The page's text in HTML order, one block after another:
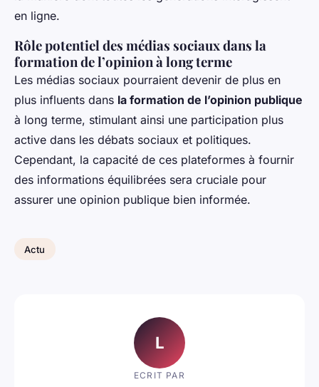
en ligne.
Rôle potentiel des médias sociaux dans la
formation de l’opinion à long terme
Les médias sociaux pourraient devenir de plus en
plus influents dans la formation de l’opinion publique
à long terme, stimulant ainsi une participation plus
active dans les débats sociaux et politiques.
Cependant, la capacité de ces plateformes à fournir
des informations équilibrées sera cruciale pour
assurer une opinion publique bien informée.
Actu
L
ECRIT PAR